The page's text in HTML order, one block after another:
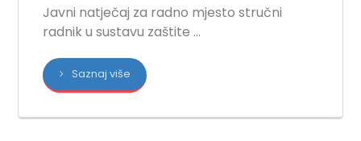
Javni natječaj za radno mjesto stručni
radnik u sustavu zaštite ...
Saznaj više